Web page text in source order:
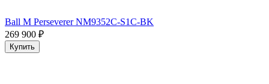
Ball M Perseverer NM9352C-S1C-BK
269 900 ₽
Купить